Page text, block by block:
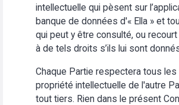
intellectuelle qui pèsent sur
banque de données d'« Ella » et
qui peut y être consulté, ou
à de tels droits s’ils lui sont
Chaque Partie respectera tous
propriété intellectuelle de l'autre
tout tiers. Rien dans le présent